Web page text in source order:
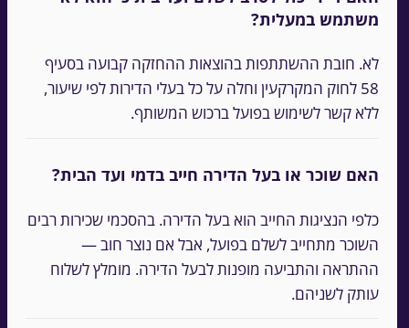
משתמש במעלית?
לא. חובת ההשתתפות בהוצאות ההחזקה קבועה בסעיף
58 לחוק המקרקעין וחלה על כל בעלי הדירות לפי שיעור,
ללא קשר לשימוש בפועל ברכוש המשותף.
האם שוכר או בעל הדירה חייב בדמי ועד הבית?
כלפי הנציגות החייב הוא בעל הדירה. בהסכמי שכירות רבים
השוכר מתחייב לשלם בפועל, אבל אם נוצר חוב —
ההתראה והתביעה מופנות לבעל הדירה. מומלץ לשלוח
עותק לשניהם.